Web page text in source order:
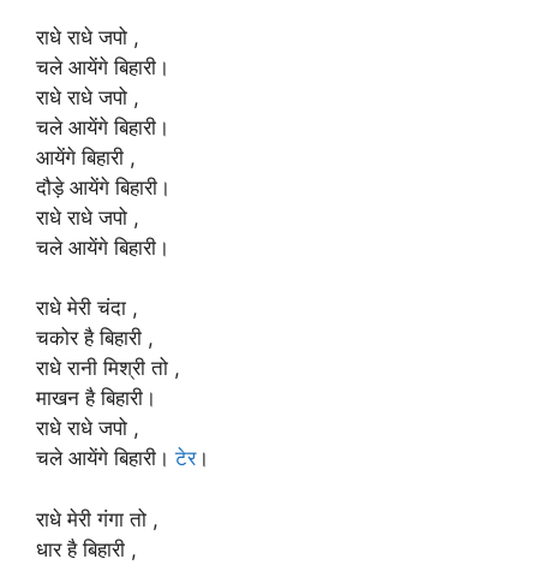
राधे राधे जपो ,
चले आयेंगे बिहारी।
राधे राधे जपो ,
चले आयेंगे बिहारी।
आयेंगे बिहारी ,
दौड़े आयेंगे बिहारी।
राधे राधे जपो ,
चले आयेंगे बिहारी।
राधे मेरी चंदा ,
चकोर है बिहारी ,
राधे रानी मिश्री तो ,
माखन है बिहारी।
राधे राधे जपो ,
चले आयेंगे बिहारी।टेर।
राधे मेरी गंगा तो ,
धार है बिहारी ,